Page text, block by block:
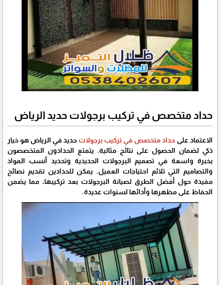
حداد متخصص في تركيب برجولات حديد الرياض
الاعتماد على حداد متخصص في تركيب برجولات حديد في الرياض هو خيار
ذكي لضمان الحصول على نتائج مثالية. يتمتع الحدادون المتخصصون
بخبرة واسعة في تصميم البرجولات الحديدية وتحديد أنسب المواد
والتصاميم التي تلائم احتياجات العميل. يمكن للحدادين تقديم نصائح
مفيدة حول أفضل الطرق لصيانة البرجولات بعد تركيبها، مما يضمن
الحفاظ على مظهرها وأدائها لسنوات عديدة.